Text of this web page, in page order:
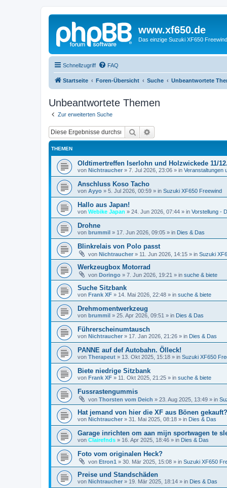
www.xf650.de
Das einzige Suzuki XF650
Schnellzugriff FAQ
Startseite Foren-Übersicht Suche Unbeantwortete
Unbeantwortete Themen
Zur erweiterten Suche
Suche
THEMEN
Oldtimertreffen Iserlohn und Holzwickede 11/
von Nichtraucher » 7. Jul 2026, 23:06 » in Veranstaltungen
Anschluss Koso Tacho
von Ayyo » 5. Jul 2026, 00:59 » in Suzuki XF650 Freewind
Hallo aus Japan!
von Webike Japan » 24. Jun 2026, 07:44 » in Vorstellung -
Drohne
von brummil » 17. Jun 2026, 09:05 » in Dies & Das
Blinkrelais von Polo passt
von Nichtraucher » 11. Jun 2026, 14:15 » in Suzuki
Werkzeugbox Motorrad
von Doringo » 7. Jun 2026, 19:21 » in suche & biete
Suche Sitzbank
von Frank XF » 14. Mai 2026, 22:48 » in suche & biete
Drehmomentwerkzeug
von brummil » 25. Apr 2026, 09:51 » in Dies & Das
Führerscheinumtausch
von Nichtraucher » 17. Jan 2026, 21:26 » in Dies & Das
PANNE auf def Autobahn. Ölleck!
von Therapeut » 13. Okt 2025, 15:18 » in Suzuki XF650
Biete niedrige Sitzbank
von Frank XF » 11. Okt 2025, 21:25 » in suche & biete
Fussrastengummis
von Thorsten vom Deich » 23. Aug 2025, 13:49 » in
Hat jemand von hier die XF aus Bönen gekauft?
von Nichtraucher » 31. Mai 2025, 08:18 » in Dies & Das
Garage inrichten om aan mijn sportwagen te
von Clairefnds » 16. Apr 2025, 18:46 » in Dies & Das
Foto vom originalen Heck?
von Etron1 » 30. Mär 2025, 15:08 » in Suzuki XF650
Preise und Standschäden
von Nichtraucher » 19. Mär 2025, 18:14 » in Dies & Das